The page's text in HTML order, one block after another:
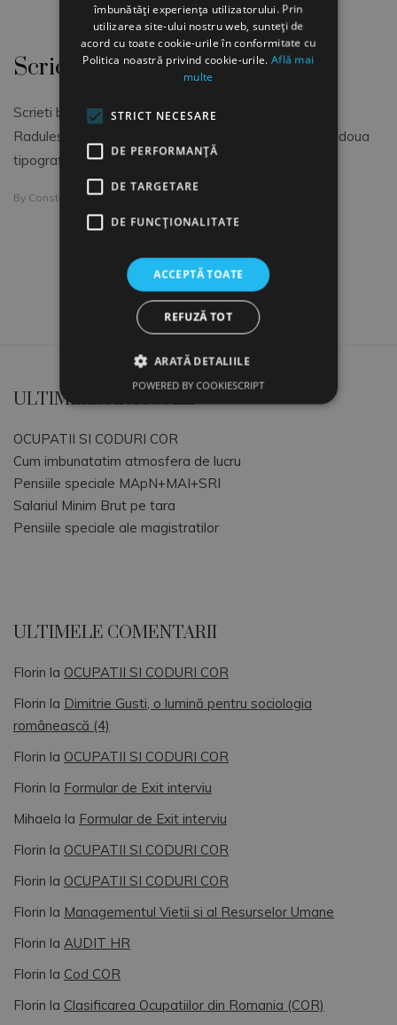
Scrieti baieti
Scrieti baieti, numai scrieti romaneste – Ion Heliade
Radulescu. La vremea aceea, in tara erau doar vreo doua
tipografii laice iar literatura tiparita in limba
By Constantin Nemes
1 2 3
ULTIMELE ARTICOLE
OCUPATII SI CODURI COR
Cum imbunatatim atmosfera de lucru
Pensiile speciale MApN+MAI+SRI
Salariul Minim Brut pe tara
Pensiile speciale ale magistratilor
ULTIMELE COMENTARII
Florin la OCUPATII SI CODURI COR
Florin la Dimitrie Gusti, o lumină pentru sociologia
românească (4)
Florin la OCUPATII SI CODURI COR
Florin la Formular de Exit interviu
Mihaela la Formular de Exit interviu
Florin la OCUPATII SI CODURI COR
Florin la OCUPATII SI CODURI COR
Florin la Managementul Vietii si al Resurselor Umane
Florin la AUDIT HR
Florin la Cod COR
Florin la Clasificarea Ocupatiilor din Romania (COR)
îmbunătăți experiența utilizatorului. Prin
utilizarea site-ului nostru web, sunteți de
acord cu toate cookie-urile în conformitate cu
Politica noastră privind cookie-urile.Află mai
multe
STRICT NECESARE
DE PERFORMANȚĂ
DE TARGETARE
DE FUNCŢIONALITATE
ACCEPTĂ TOATE
REFUZĂ TOT
ARATĂ DETALIILE
POWERED BY COOKIESCRIPT